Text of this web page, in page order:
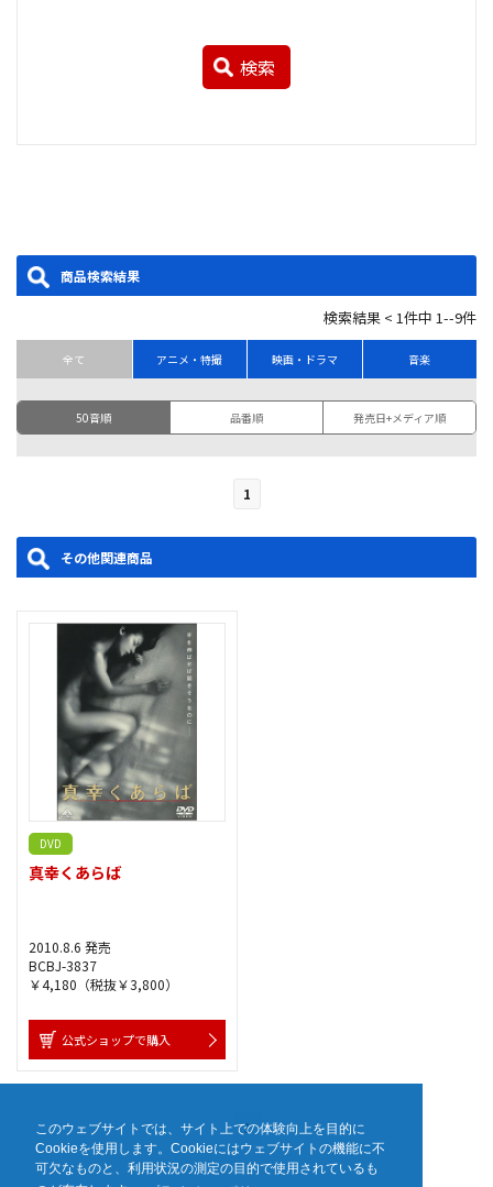
このウェブサイトでは、サイト上での体験向上を目的に
Cookieを使用します。Cookieにはウェブサイトの機能に不
可欠なものと、利用状況の測定の目的で使用されているも
検索
商品検索結果
検索結果 < 1件中 1--9件
全て アニメ・特撮 映画・ドラマ 音楽
50音順 品番順 発売日+メディア順
1
その他関連商品
DVD
真幸くあらば
2010.8.6 発売
BCBJ-3837
￥4,180（税抜￥3,800）
公式ショップで購入
1